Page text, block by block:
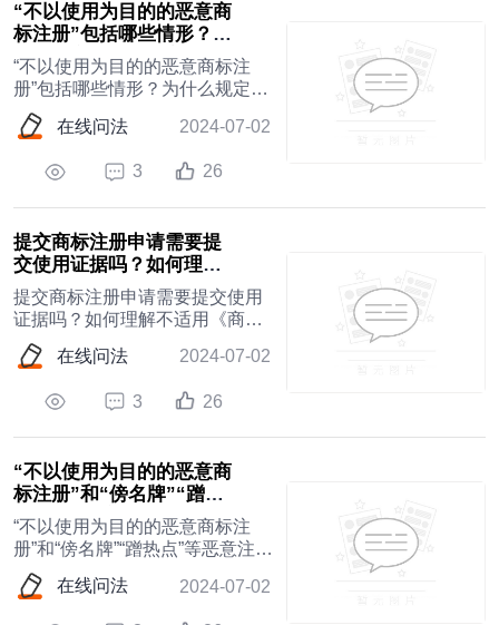
“不以使用为目的的恶意商
标注册”包括哪些情形？为
什么规定有的情形主要适
用于...
“不以使用为目的的恶意商标注
册”包括哪些情形？为什么规定有
的情形主要适用于异议与评审程
序？
在线问法 2024-07-02
3 26
提交商标注册申请需要提
交使用证据吗？如何理解
不适用《商标法》第四条
的两种例...
提交商标注册申请需要提交使用
证据吗？如何理解不适用《商标
法》第四条的两种例外情形？
在线问法 2024-07-02
3 26
“不以使用为目的的恶意商
标注册”和“傍名牌”“蹭热
点”等恶意注册行为有什么
区别...
“不以使用为目的的恶意商标注
册”和“傍名牌”“蹭热点”等恶意注册
行为有什么区别，如何判断“不以
使用为目的”和“恶意”？
在线问法 2024-07-02